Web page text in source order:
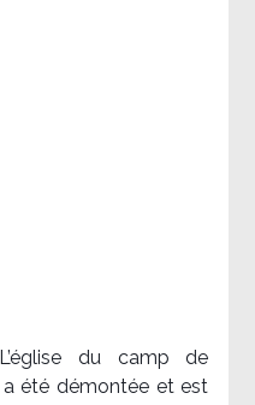
du camp de
a été démontée et est